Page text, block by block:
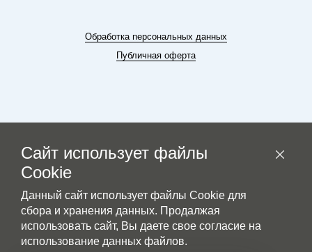
Обработка персональных данных
Публичная оферта
© Модернъ.рус
Искусство есть двигатель Культуры.
Сайт использует файлы
Cookie
Данный сайт использует файлы Cookie для
сбора и хранения данных. Продалжая
использовать сайт, Вы даете свое согласие на
использование данных файлов.